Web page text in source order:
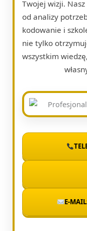
Twojej wizji.
od analizy
kodowanie i
nie tylko
wszystkim
E-